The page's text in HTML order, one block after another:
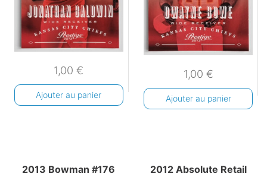
1,00€
Ajouter au panier
1,00 €
Ajouter au panier
2013 Bowman #176
2012 Absolute Retail